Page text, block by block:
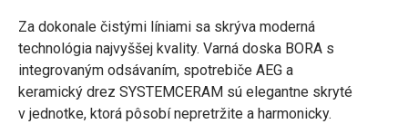
Za dokonale čistými líniami sa skrýva moderná
technológia najvyššej kvality. Varná doska BORA s
integrovaným odsávaním, spotrebiče AEG a
keramický drez SYSTEMCERAM sú elegantne skryté
v jednotke, ktorá pôsobí nepretržite a harmonicky.